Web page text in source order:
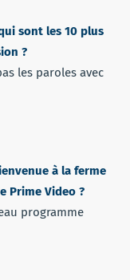
sont les 10 plus
?
les paroles avec
à la ferme
Prime Video ?
programme